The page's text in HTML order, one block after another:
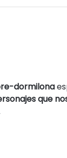
dormilona
que